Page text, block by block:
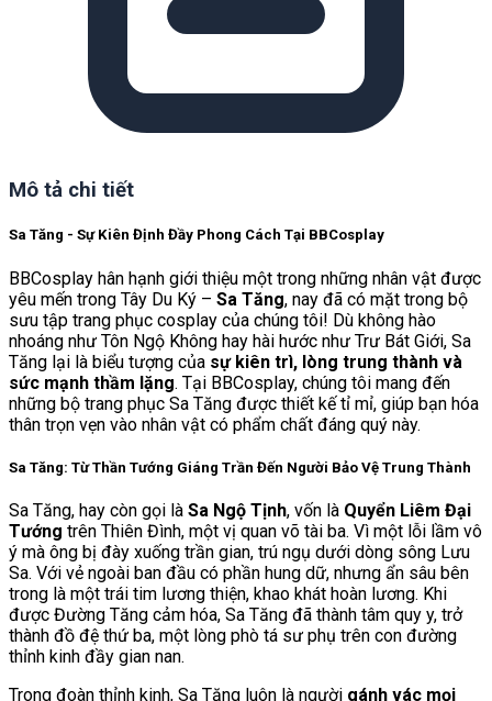
Mô tả chi tiết
Sa Tăng - Sự Kiên Định Đầy Phong Cách Tại BBCosplay
BBCosplay hân hạnh giới thiệu một trong những nhân vật được
yêu mến trong Tây Du Ký – Sa Tăng, nay đã có mặt trong bộ
sưu tập trang phục cosplay của chúng tôi! Dù không hào
nhoáng như Tôn Ngộ Không hay hài hước như Trư Bát Giới, Sa
Tăng lại là biểu tượng của sự kiên trì, lòng trung thành và
sức mạnh thầm lặng. Tại BBCosplay, chúng tôi mang đến
những bộ trang phục Sa Tăng được thiết kế tỉ mỉ, giúp bạn hóa
thân trọn vẹn vào nhân vật có phẩm chất đáng quý này.
Sa Tăng: Từ Thần Tướng Giáng Trần Đến Người Bảo Vệ Trung Thành
Sa Tăng, hay còn gọi là Sa Ngộ Tịnh, vốn là Quyển Liêm Đại
Tướng trên Thiên Đình, một vị quan võ tài ba. Vì một lỗi lầm vô
ý mà ông bị đày xuống trần gian, trú ngụ dưới dòng sông Lưu
Sa. Với vẻ ngoài ban đầu có phần hung dữ, nhưng ẩn sâu bên
trong là một trái tim lương thiện, khao khát hoàn lương. Khi
được Đường Tăng cảm hóa, Sa Tăng đã thành tâm quy y, trở
thành đồ đệ thứ ba, một lòng phò tá sư phụ trên con đường
thỉnh kinh đầy gian nan.
Trong đoàn thỉnh kinh, Sa Tăng luôn là người gánh vác mọi